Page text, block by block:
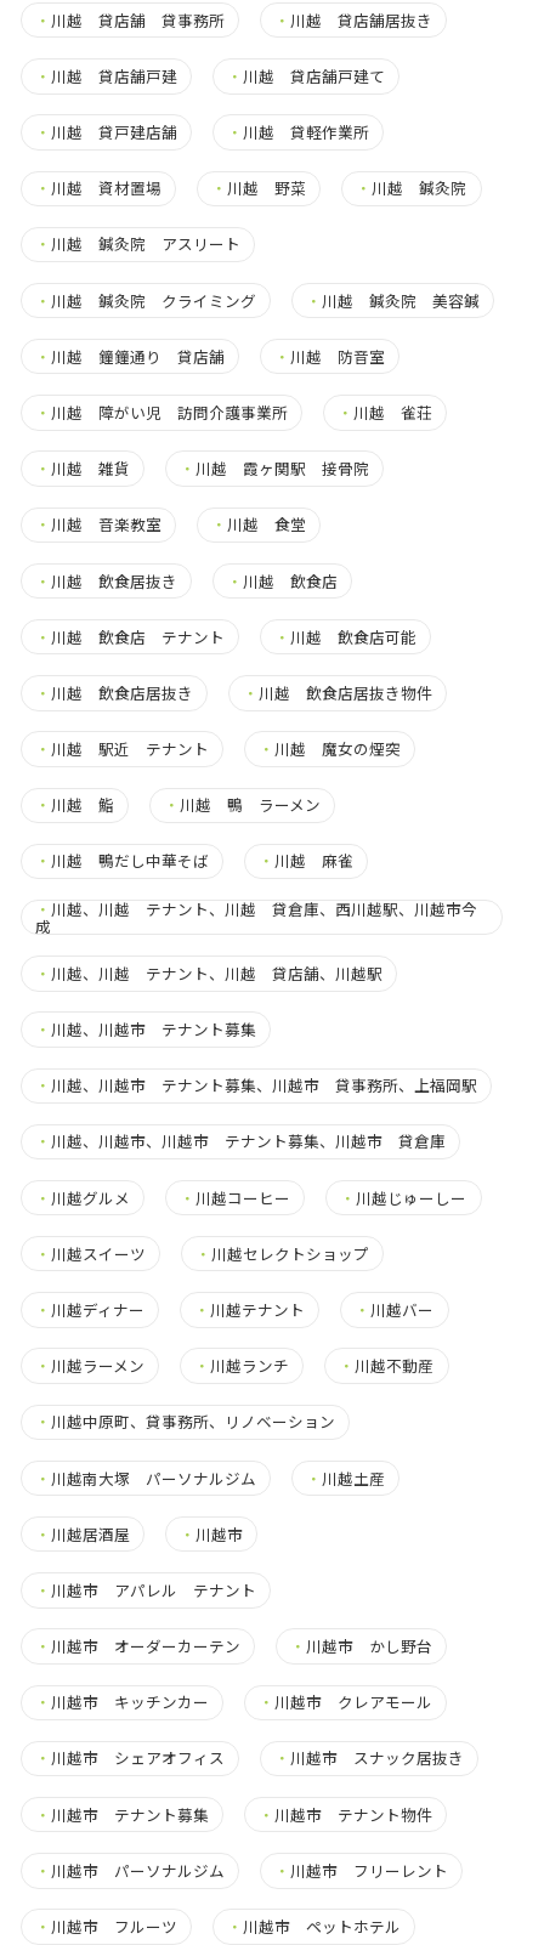
・ 川越 貸店舗 貸事務所 ・ 川越 貸店舗居抜き
・ 川越 貸店舗戸建 ・ 川越 貸店舗戸建て
・ 川越 貸戸建店舗 ・ 川越 貸軽作業所
・ 川越 資材置場 ・ 川越 野菜 ・ 川越 鍼灸院
・ 川越 鍼灸院 アスリート
・ 川越 鍼灸院 クライミング ・ 川越 鍼灸院 美容鍼
・ 川越 鐘鐘通り 貸店舗 ・ 川越 防音室
・ 川越 障がい児 訪問介護事業所 ・ 川越 雀荘
・ 川越 雑貨 ・ 川越 霞ヶ関駅 接骨院
・ 川越 音楽教室 ・ 川越 食堂
・ 川越 飲食居抜き ・ 川越 飲食店
・ 川越 飲食店 テナント ・ 川越 飲食店可能
・ 川越 飲食店居抜き ・ 川越 飲食店居抜き物件
・ 川越 駅近 テナント ・ 川越 魔女の煙突
・ 川越 鮨 ・ 川越 鴨 ラーメン
・ 川越 鴨だし中華そば ・ 川越 麻雀
・ 川越、川越 テナント、川越 貸倉庫、西川越駅、川越市今
成
・ 川越、川越 テナント、川越 貸店舗、川越駅
・ 川越、川越市 テナント募集
・ 川越、川越市 テナント募集、川越市 貸事務所、上福岡駅
・ 川越、川越市、川越市 テナント募集、川越市 貸倉庫
・ 川越グルメ ・ 川越コーヒー ・ 川越じゅーしー
・ 川越スイーツ ・ 川越セレクトショップ
・ 川越ディナー ・ 川越テナント ・ 川越バー
・ 川越ラーメン ・ 川越ランチ ・ 川越不動産
・ 川越中原町、貸事務所、リノベーション
・ 川越南大塚 パーソナルジム ・ 川越土産
・ 川越居酒屋 ・ 川越市
・ 川越市 アパレル テナント
・ 川越市 オーダーカーテン ・ 川越市 かし野台
・ 川越市 キッチンカー ・ 川越市 クレアモール
・ 川越市 シェアオフィス ・ 川越市 スナック居抜き
・ 川越市 テナント募集 ・ 川越市 テナント物件
・ 川越市 パーソナルジム ・ 川越市 フリーレント
・ 川越市 フルーツ ・ 川越市 ペットホテル